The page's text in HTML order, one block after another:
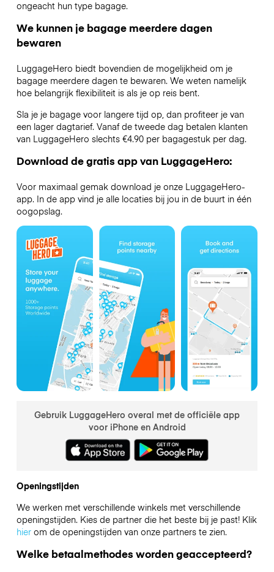
ongeacht hun type bagage.
We kunnen je bagage meerdere dagen
bewaren
LuggageHero biedt bovendien de mogelijkheid om je
bagage meerdere dagen te bewaren. We weten namelijk
hoe belangrijk flexibiliteit is als je op reis bent.
Sla je je bagage voor langere tijd op, dan profiteer je van
een lager dagtarief. Vanaf de tweede dag betalen klanten
van LuggageHero slechts €4.90 per bagagestuk per dag.
Download de gratis app van LuggageHero:
Voor maximaal gemak download je onze LuggageHero-
app. In de app vind je alle locaties bij jou in de buurt in één
oogopslag.
Gebruik LuggageHero overal met de officiële app
voor iPhone en Android
Openingstijden
We werken met verschillende winkels met verschillende
openingstijden. Kies de partner die het beste bij je past! Klik
hierom de openingstijden van onze partners te zien.
Welke betaalmethodes worden geaccepteerd?